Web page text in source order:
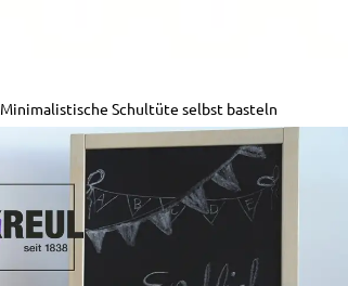
Minimalistische Schultüte selbst basteln